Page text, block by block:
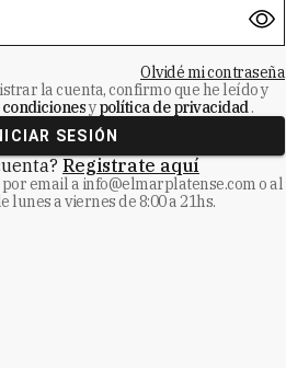
Olvidé mi contraseña
la cuenta, confirmo que he leído y
ypolítica de privacidad.
SESIÓN
Registrate aquí
por email a info@elmarplatense.como al
lunes a viernes de 8:00 a 21hs.